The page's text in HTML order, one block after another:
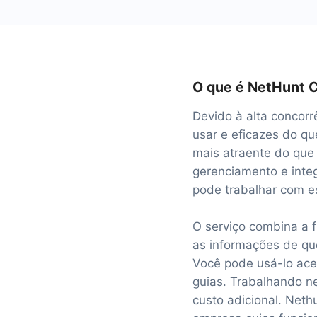
O que é NetHunt
Devido à alta
usar e eficazes do
mais atraente do
gerenciamento e
pode trabalhar com
O serviço combina a
as informações de
Você pode usá-lo
guias. Trabalhando
custo adicional.